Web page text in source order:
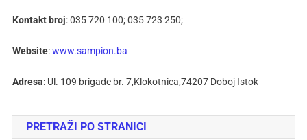
Kontakt broj: 035 720 100; 035 723 250;
Website:www.sampion.ba
Adresa: Ul. 109 brigade br. 7,Klokotnica,74207 Doboj Istok
PRETRAŽI PO STRANICI